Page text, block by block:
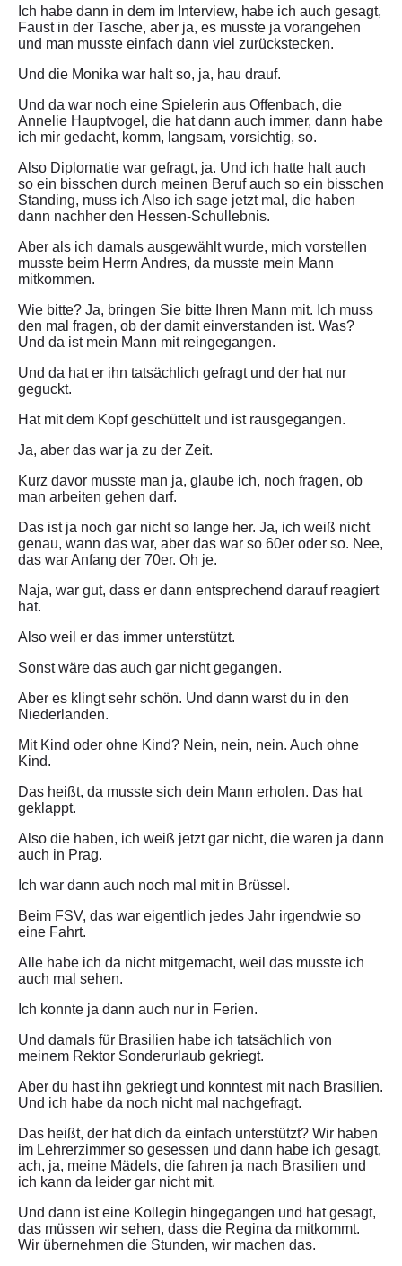
Ich habe dann in dem im Interview, habe ich auch gesagt,
Faust in der Tasche, aber ja, es musste ja vorangehen
und man musste einfach dann viel zurückstecken.
Und die Monika war halt so, ja, hau drauf.
Und da war noch eine Spielerin aus Offenbach, die
Annelie Hauptvogel, die hat dann auch immer, dann habe
ich mir gedacht, komm, langsam, vorsichtig, so.
Also Diplomatie war gefragt, ja. Und ich hatte halt auch
so ein bisschen durch meinen Beruf auch so ein bisschen
Standing, muss ich Also ich sage jetzt mal, die haben
dann nachher den Hessen-Schullebnis.
Aber als ich damals ausgewählt wurde, mich vorstellen
musste beim Herrn Andres, da musste mein Mann
mitkommen.
Wie bitte? Ja, bringen Sie bitte Ihren Mann mit. Ich muss
den mal fragen, ob der damit einverstanden ist. Was?
Und da ist mein Mann mit reingegangen.
Und da hat er ihn tatsächlich gefragt und der hat nur
geguckt.
Hat mit dem Kopf geschüttelt und ist rausgegangen.
Ja, aber das war ja zu der Zeit.
Kurz davor musste man ja, glaube ich, noch fragen, ob
man arbeiten gehen darf.
Das ist ja noch gar nicht so lange her. Ja, ich weiß nicht
genau, wann das war, aber das war so 60er oder so. Nee,
das war Anfang der 70er. Oh je.
Naja, war gut, dass er dann entsprechend darauf reagiert
hat.
Also weil er das immer unterstützt.
Sonst wäre das auch gar nicht gegangen.
Aber es klingt sehr schön. Und dann warst du in den
Niederlanden.
Mit Kind oder ohne Kind? Nein, nein, nein. Auch ohne
Kind.
Das heißt, da musste sich dein Mann erholen. Das hat
geklappt.
Also die haben, ich weiß jetzt gar nicht, die waren ja dann
auch in Prag.
Ich war dann auch noch mal mit in Brüssel.
Beim FSV, das war eigentlich jedes Jahr irgendwie so
eine Fahrt.
Alle habe ich da nicht mitgemacht, weil das musste ich
auch mal sehen.
Ich konnte ja dann auch nur in Ferien.
Und damals für Brasilien habe ich tatsächlich von
meinem Rektor Sonderurlaub gekriegt.
Aber du hast ihn gekriegt und konntest mit nach Brasilien.
Und ich habe da noch nicht mal nachgefragt.
Das heißt, der hat dich da einfach unterstützt? Wir haben
im Lehrerzimmer so gesessen und dann habe ich gesagt,
ach, ja, meine Mädels, die fahren ja nach Brasilien und
ich kann da leider gar nicht mit.
Und dann ist eine Kollegin hingegangen und hat gesagt,
das müssen wir sehen, dass die Regina da mitkommt.
Wir übernehmen die Stunden, wir machen das.